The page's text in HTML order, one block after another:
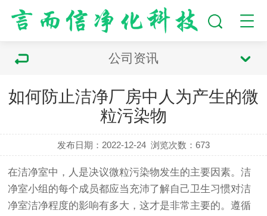
公司资讯
如何防止洁净厂房中人为产生的微
粒污染物
发布日期：2022-12-24 浏览次数：673
在洁净室中，人是决议微粒污染物发生的主要因素。洁
净室小组的每个成员都应当充沛了解自己卫生习惯对洁
净室洁净程度的影响有多大，这才是非常主要的。遵循